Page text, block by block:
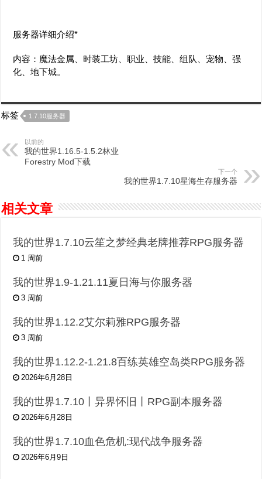
服务器详细介绍*
内容：魔法金属、时装工坊、职业、技能、组队、宠物、强
化、地下城。
标签 1.7.10服务器
以前的
我的世界1.16.5-1.5.2林业
Forestry Mod下载
下一个
我的世界1.7.10星海生存服务器
相关文章
我的世界1.7.10云笙之梦经典老牌推荐RPG服务器
1 周前
我的世界1.9-1.21.11夏日海与你服务器
3 周前
我的世界1.12.2艾尔莉雅RPG服务器
3 周前
我的世界1.12.2-1.21.8百练英雄空岛类RPG服务器
2026年6月28日
我的世界1.7.10丨异界怀旧丨RPG副本服务器
2026年6月28日
我的世界1.7.10血色危机:现代战争服务器
2026年6月9日